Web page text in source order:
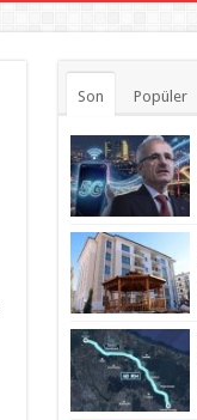
Son Popüler